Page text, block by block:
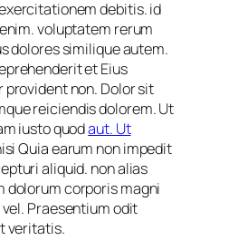
debitis. id
voluptatem rerum
dolores similique autem.
et Eius
non. Dolor sit
reiciendis dolorem. Ut
iusto quodaut. Ut
Quia earum non impedit
aliquid. non alias
dolorum corporis magni
Praesentium odit
veritatis.